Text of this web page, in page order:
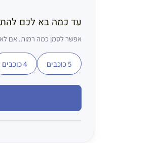
עד כמה בא לכם
אפשר לסמן כמה רמות. אם
5 כוכבים 4 כוכבים